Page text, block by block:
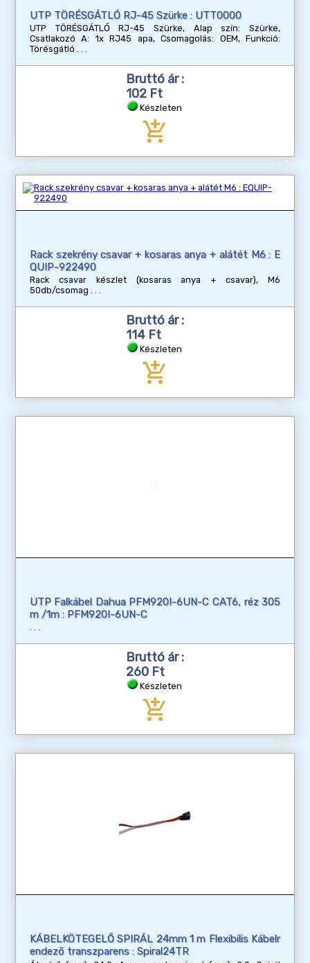
UTP TÖRÉSGÁTLÓ RJ-45 Szürke : UTT0000
UTP TÖRÉSGÁTLÓ RJ-45 Szürke, Alap szín: Szürke,
Csatlakozó A: 1x RJ45 apa, Csomagolás: OEM, Funkció:
Törésgátló
Bruttó ár :
102 Ft
Készleten
add_shopping_cart
Rack szekrény csavar + kosaras anya + alátét M6 : E
QUIP-922490
Rack csavar készlet (kosaras anya + csavar), M6
50db/csomag
Bruttó ár :
114 Ft
Készleten
add_shopping_cart
UTP Falkábel Dahua PFM920I-6UN-C CAT6, réz 305
m /1m : PFM920I-6UN-C
Bruttó ár :
260 Ft
Készleten
add_shopping_cart
KÁBELKÖTEGELŐ SPIRÁL 24mm 1 m Flexibilis Kábelr
endező transzparens : Spiral24TR